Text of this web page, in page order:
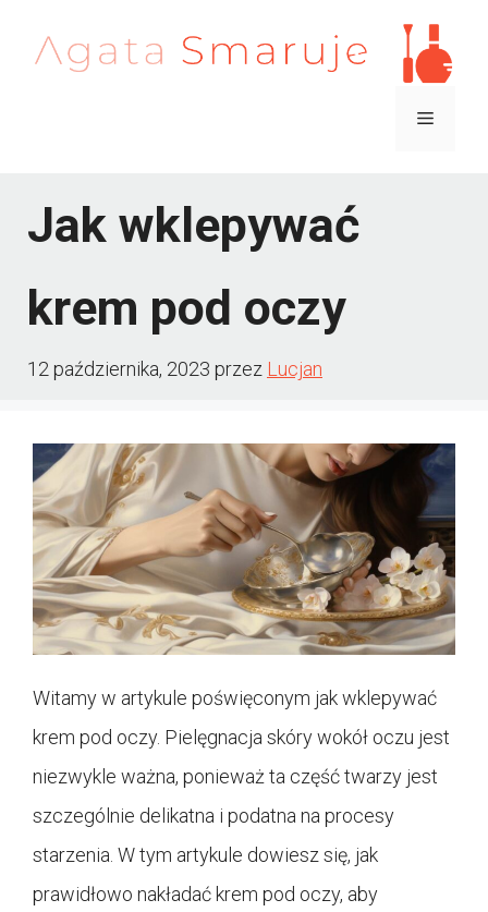
Menu
Jak wklepywać
krem pod oczy
12 października, 2023 przez Lucjan
Witamy w artykule poświęconym jak wklepywać
krem pod oczy. Pielęgnacja skóry wokół oczu jest
niezwykle ważna, ponieważ ta część twarzy jest
szczególnie delikatna i podatna na procesy
starzenia. W tym artykule dowiesz się, jak
prawidłowo nakładać krem pod oczy, aby